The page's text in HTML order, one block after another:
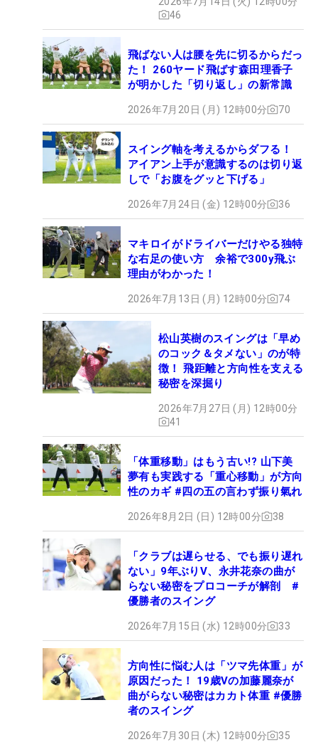
46
飛ばない人は腰を先に切るからだっ
た！ 260ヤード飛ばす森田理香子
が明かした「切り返し」の新常識
2026年7月20日 (月) 12時00分 70
スイング軸を考えるからダフる！
アイアン上手が意識するのは切り返
しで「お腹をグッと下げる」
2026年7月24日 (金) 12時00分 36
マキロイがドライバーだけやる独特
な右足の使い方 余裕で300y飛ぶ
理由がわかった！
2026年7月13日 (月) 12時00分 74
松山英樹のスイングは「早め
のコック＆タメない」のが特
徴！ 飛距離と方向性を支える
秘密を深掘り
2026年7月27日 (月) 12時00分
41
「体重移動」はもう古い!? 山下美
夢有も実践する「重心移動」が方向
性のカギ #四の五の言わず振り氣れ
2026年8月2日 (日) 12時00分 38
「クラブは遅らせる、でも振り遅れ
ない」9年ぶりV、永井花奈の曲が
らない秘密をプロコーチが解剖 #
優勝者のスイング
2026年7月15日 (水) 12時00分 33
方向性に悩む人は「ツマ先体重」が
原因だった！ 19歳Vの加藤麗奈が
曲がらない秘密はカカト体重 #優勝
者のスイング
2026年7月30日 (木) 12時00分 35